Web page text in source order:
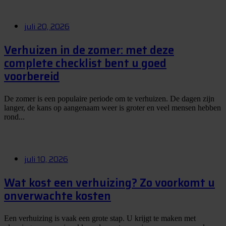
juli 20, 2026
Verhuizen in de zomer: met deze
complete checklist bent u goed
voorbereid
De zomer is een populaire periode om te verhuizen. De dagen zijn
langer, de kans op aangenaam weer is groter en veel mensen hebben
rond...
juli 10, 2026
Wat kost een verhuizing? Zo voorkomt u
onverwachte kosten
Een verhuizing is vaak een grote stap. U krijgt te maken met